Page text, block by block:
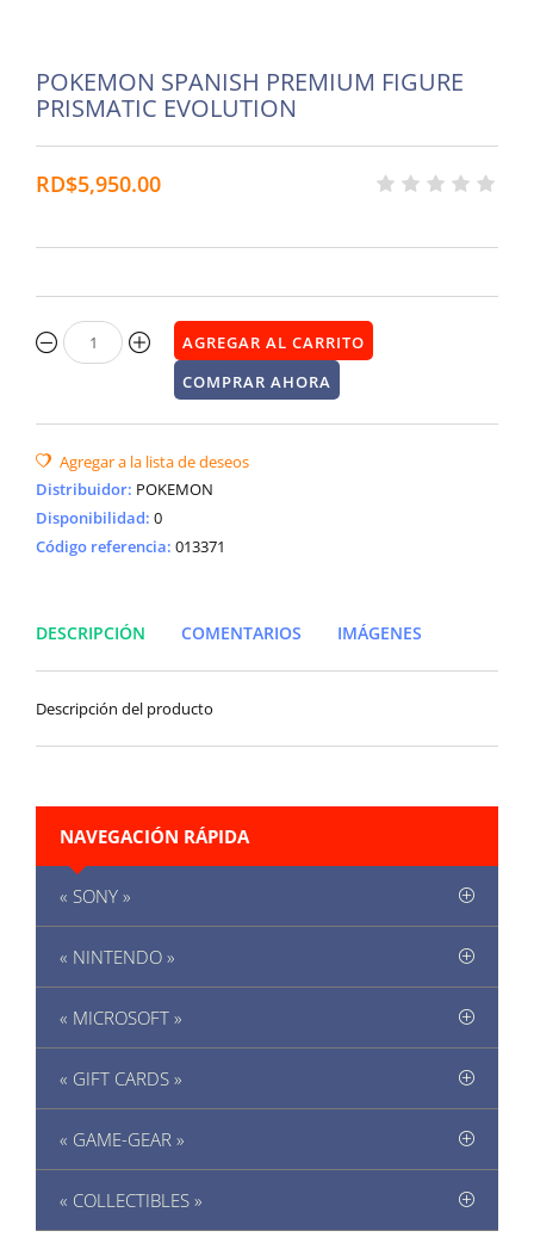
POKEMON SPANISH PREMIUM FIGURE
PRISMATIC EVOLUTION
RD$5,950.00
Distribuidor: POKEMON
Disponibilidad: 0
Código referencia: 013371
DESCRIPCIÓN COMENTARIOS IMÁGENES
Descripción del producto
NAVEGACIÓN RÁPIDA
« SONY »
« NINTENDO »
« MICROSOFT »
« GIFT CARDS »
« GAME-GEAR »
« COLLECTIBLES »